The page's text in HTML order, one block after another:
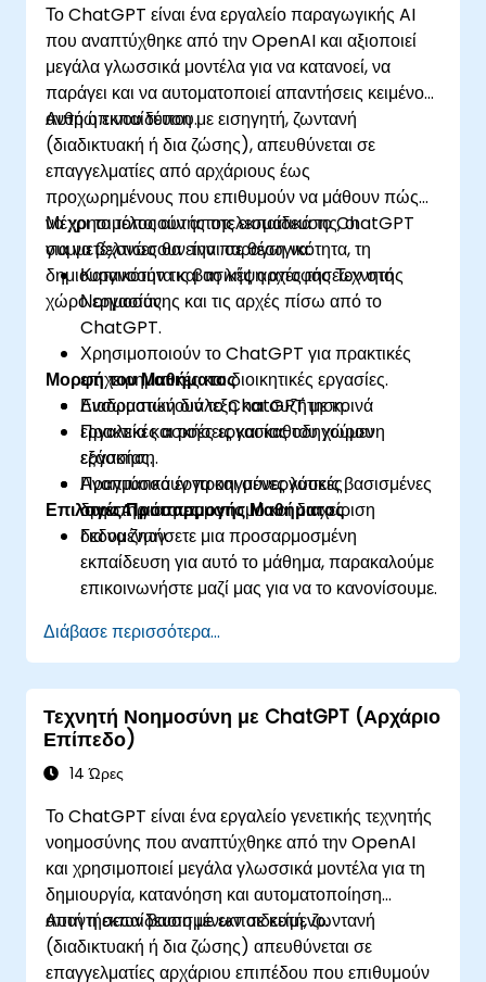
Το ChatGPT είναι ένα εργαλείο παραγωγικής AI
που αναπτύχθηκε από την OpenAI και αξιοποιεί
μεγάλα γλωσσικά μοντέλα για να κατανοεί, να
παράγει και να αυτοματοποιεί απαντήσεις κειμένου
ανθρώπινου τύπου.
Αυτή η εκπαίδευση με εισηγητή, ζωντανή
(διαδικτυακή ή δια ζώσης), απευθύνεται σε
επαγγελματίες από αρχάριους έως
προχωρημένους που επιθυμούν να μάθουν πώς
να χρησιμοποιούν αποτελεσματικά το ChatGPT
για να βελτιώσουν την παραγωγικότητα, τη
δημιουργικότητα και τη λήψη αποφάσεων στο
χώρο εργασίας.
Μέχρι το τέλος αυτής της εκπαίδευσης, οι
συμμετέχοντες θα είναι σε θέση να:
Κατανοούν τις βασικές αρχές της Τεχνητής
Νοημοσύνης και τις αρχές πίσω από το
ChatGPT.
Χρησιμοποιούν το ChatGPT για πρακτικές
επιχειρηματικές και διοικητικές εργασίες.
Ενσωματώνουν το ChatGPT με κοινά
εργαλεία και ροές εργασίας του χώρου
εργασίας.
Αναπτύσσουν προηγμένες λύσεις βασισμένες
στην AI για αυτοματισμό και διαχείριση
δεδομένων.
Μορφή του Μαθήματος
Διαδραστική διάλεξη και συζήτηση.
Πρακτικές ασκήσεις και καθοδηγούμενη
εξάσκηση.
Πραγματικά έργα και συνεργατικές
δραστηριότητες.
Επιλογές Προσαρμογής Μαθήματος
Για να ζητήσετε μια προσαρμοσμένη
εκπαίδευση για αυτό το μάθημα, παρακαλούμε
επικοινωνήστε μαζί μας για να το κανονίσουμε.
Διάβασε περισσότερα...
Τεχνητή Νοημοσύνη με ChatGPT (Αρχάριο
Επίπεδο)
14 Ώρες
Το ChatGPT είναι ένα εργαλείο γενετικής τεχνητής
νοημοσύνης που αναπτύχθηκε από την OpenAI
και χρησιμοποιεί μεγάλα γλωσσικά μοντέλα για τη
δημιουργία, κατανόηση και αυτοματοποίηση
απαντήσεων βασισμένων σε κείμενο.
Αυτή η εκπαίδευση με εκπαιδευτή, ζωντανή
(διαδικτυακή ή δια ζώσης) απευθύνεται σε
επαγγελματίες αρχάριου επιπέδου που επιθυμούν